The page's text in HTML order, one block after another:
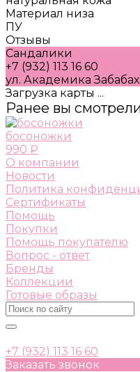
Материал низа
ПУ
Отзывы
Сандалики
+7 (932) 113 16 60
ул. Академика
Загрузка карты ...
Ранее вы
босоножки
990 ₽
О компании
Новости
Политика
Сертификаты
Помощь
Покупки
Помощь покупателю
Вопрос - ответ
Бренды
Коллекции
Готовые образы
+7 (932) 113 16 60
Заказать звонок